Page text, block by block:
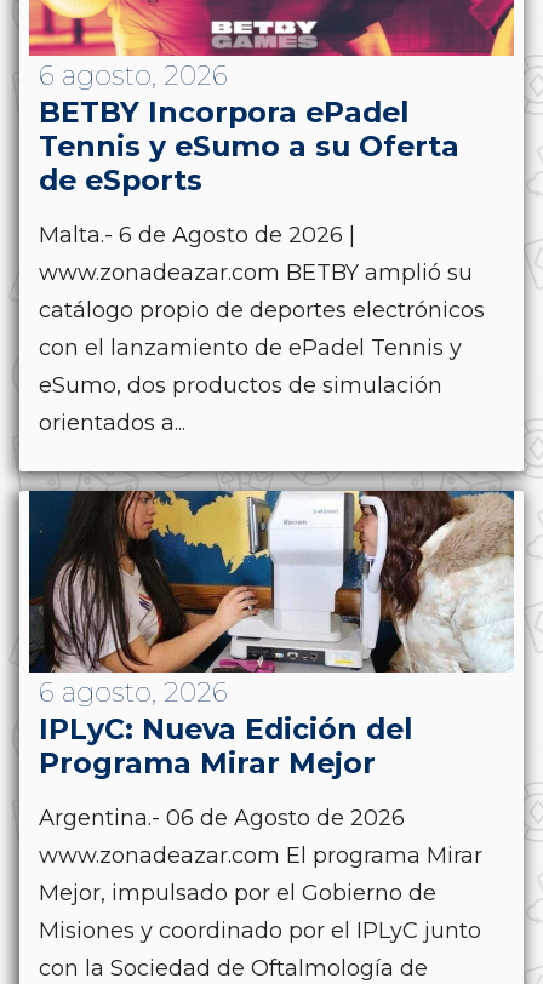
6 agosto, 2026
BETBY Incorpora ePadel
Tennis y eSumo a su Oferta
de eSports
Malta.- 6 de Agosto de 2026 |
www.zonadeazar.com BETBY amplió su
catálogo propio de deportes electrónicos
con el lanzamiento de ePadel Tennis y
eSumo, dos productos de simulación
orientados a...
6 agosto, 2026
IPLyC: Nueva Edición del
Programa Mirar Mejor
Argentina.- 06 de Agosto de 2026
www.zonadeazar.com El programa Mirar
Mejor, impulsado por el Gobierno de
Misiones y coordinado por el IPLyC junto
con la Sociedad de Oftalmología de